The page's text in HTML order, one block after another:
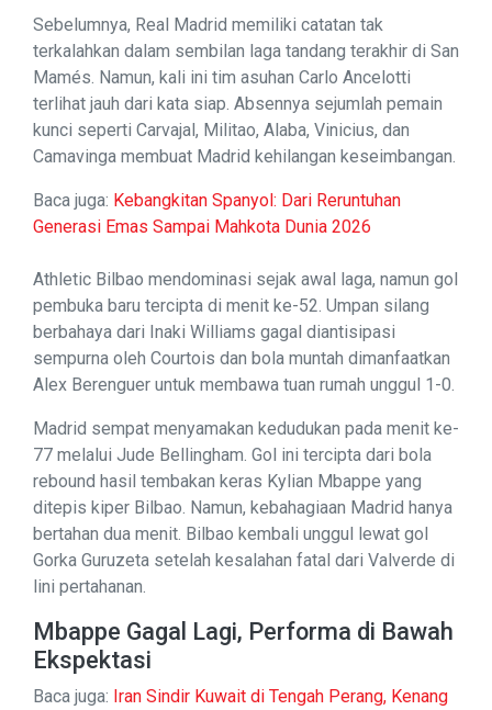
Sebelumnya, Real Madrid memiliki catatan tak
terkalahkan dalam sembilan laga tandang terakhir di San
Mamés. Namun, kali ini tim asuhan Carlo Ancelotti
terlihat jauh dari kata siap. Absennya sejumlah pemain
kunci seperti Carvajal, Militao, Alaba, Vinicius, dan
Camavinga membuat Madrid kehilangan keseimbangan.
Baca juga: Kebangkitan Spanyol: Dari Reruntuhan
Generasi Emas Sampai Mahkota Dunia 2026
Athletic Bilbao mendominasi sejak awal laga, namun gol
pembuka baru tercipta di menit ke-52. Umpan silang
berbahaya dari Inaki Williams gagal diantisipasi
sempurna oleh Courtois dan bola muntah dimanfaatkan
Alex Berenguer untuk membawa tuan rumah unggul 1-0.
Madrid sempat menyamakan kedudukan pada menit ke-
77 melalui Jude Bellingham. Gol ini tercipta dari bola
rebound hasil tembakan keras Kylian Mbappe yang
ditepis kiper Bilbao. Namun, kebahagiaan Madrid hanya
bertahan dua menit. Bilbao kembali unggul lewat gol
Gorka Guruzeta setelah kesalahan fatal dari Valverde di
lini pertahanan.
Mbappe Gagal Lagi, Performa di Bawah
Ekspektasi
Baca juga: Iran Sindir Kuwait di Tengah Perang, Kenang